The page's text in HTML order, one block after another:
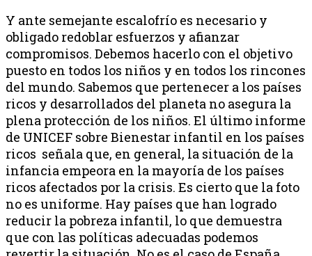
Y ante semejante escalofrío es necesario y
obligado redoblar esfuerzos y afianzar
compromisos. Debemos hacerlo con el objetivo
puesto en todos los niños y en todos los rincones
del mundo. Sabemos que pertenecer a los países
ricos y desarrollados del planeta no asegura la
plena protección de los niños. El último informe
de UNICEF sobre Bienestar infantil en los países
ricos señala que, en general, la situación de la
infancia empeora en la mayoría de los países
ricos afectados por la crisis. Es cierto que la foto
no es uniforme. Hay países que han logrado
reducir la pobreza infantil, lo que demuestra
que con las políticas adecuadas podemos